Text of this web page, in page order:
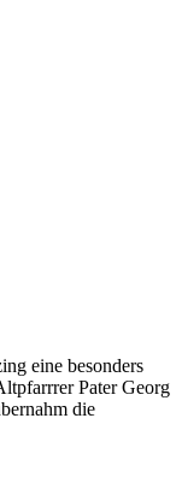
eine besonders
Pater Georg
die